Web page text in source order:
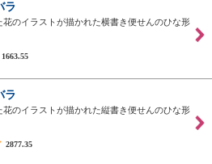
ラ
花のイラストが描かれた横書き便せんのひな形
1663.55
ラ
花のイラストが描かれた縦書き便せんのひな形
2877.35